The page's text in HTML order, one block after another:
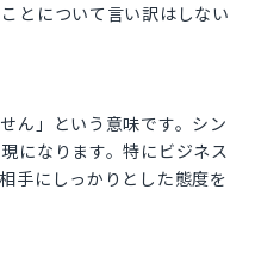
とについて言い訳はしない
ん」という意味です。シン
になります。特にビジネス
手にしっかりとした態度を